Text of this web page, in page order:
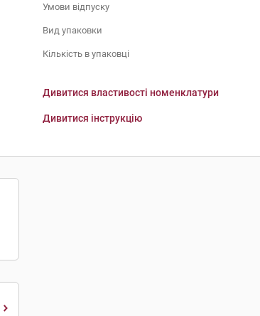
Умови відпуску
Вид упаковки
Кількість в упаковці
Дивитися властивості номенклатури
Дивитися інструкцію